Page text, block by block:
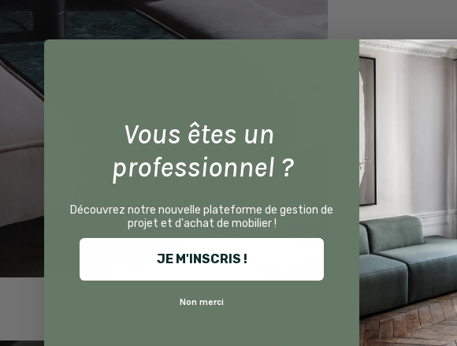
Vous êtes un
professionnel ?
Découvrez notre nouvelle plateforme de gestion de
projet et d'achat de mobilier !
JE M'INSCRIS !
Non merci